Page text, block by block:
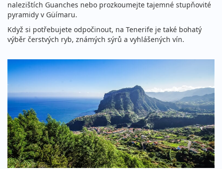
nalezištích Guanches nebo prozkoumejte tajemné stupňovité
pyramidy v Güímaru.
Když si potřebujete odpočinout, na Tenerife je také bohatý
výběr čerstvých ryb, známých sýrů a vyhlášených vín.